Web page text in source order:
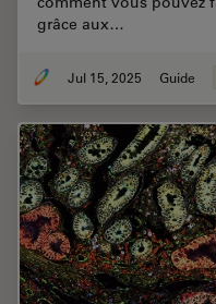
grâce aux…
Jul 15, 2025 Guide